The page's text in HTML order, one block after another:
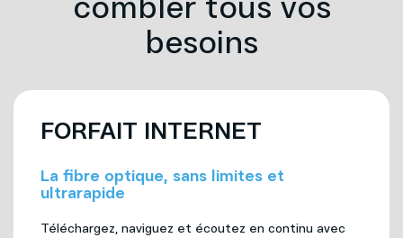
besoins
FORFAIT INTERNET
La fibre optique, sans limites et
ultrarapide
Téléchargez, naviguez et écoutez en continu avec